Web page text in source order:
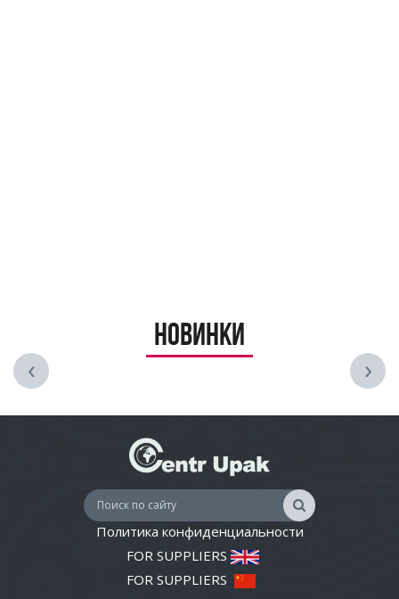
Новинки
‹ ›
Политика конфиденциальности
FOR SUPPLIERS
FOR SUPPLIERS